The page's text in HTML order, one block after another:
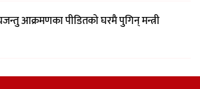
आक्रमणका पीडितको घरमै पुगिन् मन्त्री